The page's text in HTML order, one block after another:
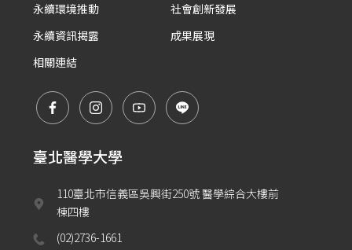
永續環境推動
社會創新發展
永續資訊揭露
成果展現
相關連結
臺北醫學大學
110臺北市信義區吳興街250號 醫學綜合大樓前
棟四樓
(02)2736-1661